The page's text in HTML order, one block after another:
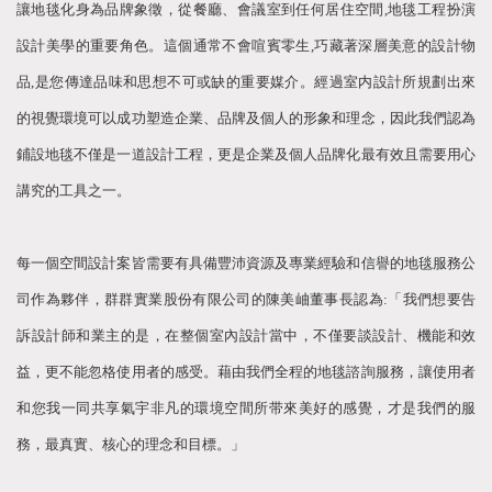
讓地毯化身為品牌象徵，從餐廳、會議室到任何居住空間,地毯工程扮演
設計美學的重要角色。這個通常不會喧賓零生,巧藏著深層美意的設計物
品,是您傳達品味和思想不可或缺的重要媒介。經過室内設計所規劃出來
的視覺環境可以成功塑造企業、品牌及個人的形象和理念，因此我們認為
鋪設地毯不僅是一道設計工程，更是企業及個人品牌化最有效且需要用心
講究的工具之一。
每一個空間設計案皆需要有具備豐沛資源及專業經驗和信譽的地毯服務公
司作為夥伴，群群實業股份有限公司的陳美岫董事長認為:「我們想要告
訴設計師和業主的是，在整個室內設計當中，不僅要談設計、機能和效
益，更不能忽格使用者的感受。藉由我們全程的地毯諮詢服務，讓使用者
和您我一同共享氣宇非凡的環境空間所带來美好的感覺，才是我們的服
務，最真實、核心的理念和目標。」